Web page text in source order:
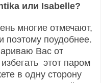
или Isabelle?
многие отмечают,
поэтому поудобнее.
Вас от
этот паром
в одну сторону